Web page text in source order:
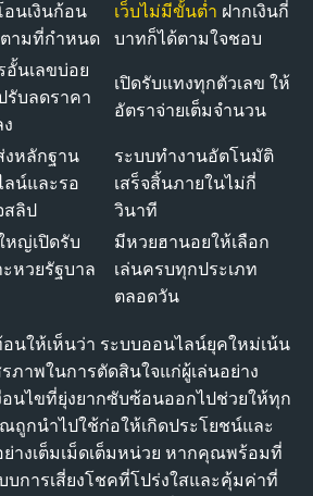
อนเงินก้อน
ามที่กำหนด
เว็บไม่มีขั้นต่ำ ฝากเงินกี่
บาทก็ได้ตามใจชอบ
อั้นเลขบ่อย
รับลดราคา
เปิดรับแทงทุกตัวเลข ให้
อัตราจ่ายเต็มจำนวน
งหลักฐาน
ลน์และรอ
สลิป
ระบบทำงานอัตโนมัติ
เสร็จสิ้นภายในไม่กี่
วินาที
หญ่เปิดรับ
ะหวยรัฐบาล
มีหวยฮานอยให้เลือก
เล่นครบทุกประเภท
ตลอดวัน
นให้เห็นว่า ระบบออนไลน์ยุคใหม่เน้น
ภาพในการตัดสินใจแก่ผู้เล่นอย่าง
อนไขที่ยุ่งยากซับซ้อนออกไปช่วยให้ทุก
ถูกนำไปใช้ก่อให้เกิดประโยชน์และ
างเต็มเม็ดเต็มหน่วย หากคุณพร้อมที่
บการเสี่ยงโชคที่โปร่งใสและคุ้มค่าที่